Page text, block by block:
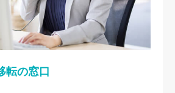
転の窓口